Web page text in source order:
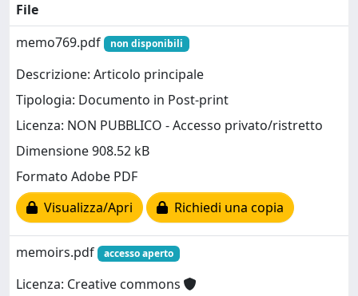
File
memo769.pdf
non disponibili
Descrizione: Articolo principale
Tipologia: Documento in Post-print
Licenza: NON PUBBLICO - Accesso privato/ristretto
Dimensione 908.52 kB
Formato Adobe PDF
Visualizza/Apri
Richiedi una copia
memoirs.pdf accesso aperto
Licenza: Creative commons